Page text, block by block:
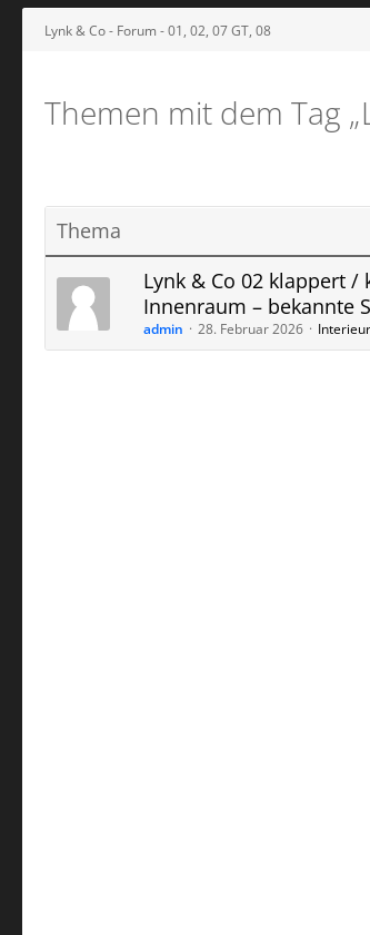
Lynk & Co - Forum - 01, 02, 07 GT, 08
Themen mit dem Tag
Thema
Lynk & Co ​02 klappert /
Innenraum – bekannte
admin 28. Februar 2026